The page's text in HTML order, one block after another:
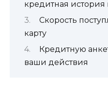
кредитная история
Скорость
карту
Кредитную
ваши действия